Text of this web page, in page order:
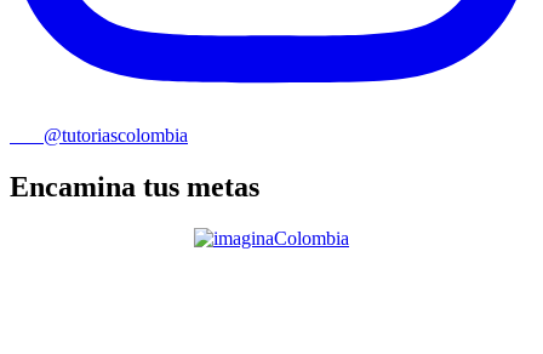
@tutoriascolombia
Encamina tus metas